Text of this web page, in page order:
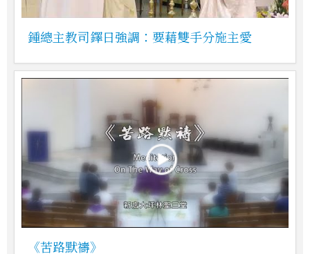
鍾總主教司鐸日強調：要藉雙手分施主愛
《苦路默禱》